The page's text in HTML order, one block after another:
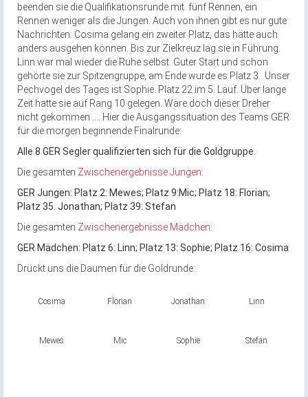
beenden sie die Qualifikationsrunde mit fünf Rennen, ein
Rennen weniger als die Jungen. Auch von ihnen gibt es nur gute
Nachrichten: Cosima gelang ein zweiter Platz, das hätte auch
anders ausgehen können. Bis zur Zielkreuz lag sie in Führung.
Linn war mal wieder die Ruhe selbst. Guter Start und schon
gehörte sie zur Spitzengruppe, am Ende wurde es Platz 3. Unser
Pechvogel des Tages ist Sophie. Platz 22 im 5. Lauf. Über lange
Zeit hatte sie auf Rang 10 gelegen. Wäre doch dieser Dreher
nicht gekommen …. Hier die Ausgangssituation des Teams GER
für die morgen beginnende Finalrunde:
Alle 8 GER Segler qualifizierten sich für die Goldgruppe.
Die gesamten Zwischenergebnisse Jungen:
GER Jungen: Platz 2: Mewes; Platz 9:Mic; Platz 18: Florian;
Platz 35. Jonathan; Platz 39: Stefan
Die gesamten Zwischenergebnisse Mädchen:
GER Mädchen: Platz 6: Linn; Platz 13: Sophie; Platz 16: Cosima
Drückt uns die Daumen für die Goldrunde:
Cosima Florian Jonathan Linn
Mewes Mic Sophie Stefan